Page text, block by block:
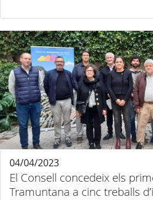
El Consell concedeix els
Tramuntana a cinc treballs
04/04/2023